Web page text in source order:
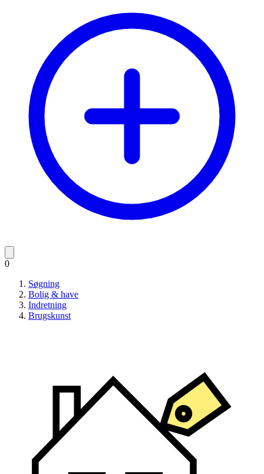
0
Søgning
Bolig & have
Indretning
Brugskunst